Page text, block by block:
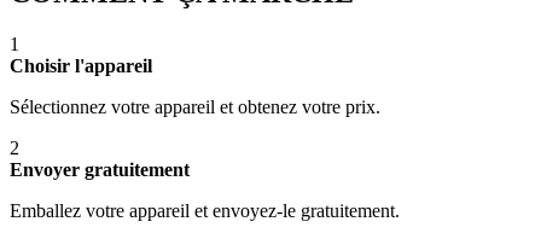
1
Choisir l'appareil
Sélectionnez votre appareil et obtenez votre prix.
2
Envoyer gratuitement
Emballez votre appareil et envoyez-le gratuitement.